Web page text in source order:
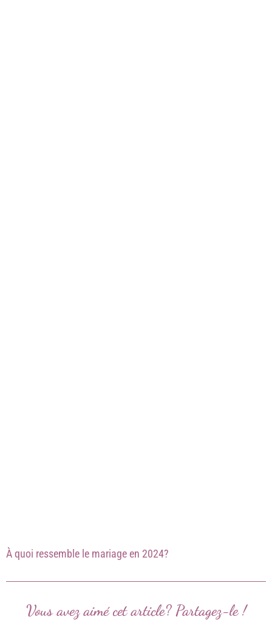
À quoi ressemble le mariage en 2024?
Vous avez aimé cet article? Partagez-le !